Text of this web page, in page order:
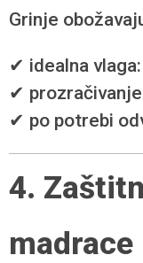
Grinje
✔ idealna
✔
✔ po potrebi
4.